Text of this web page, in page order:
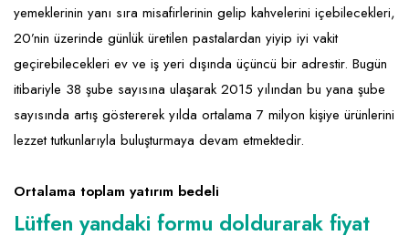
Reklam - Tanıtım - PR ve İnternet
Seyahat - Rent A Car
Tabela - Dijital Baskı
yemeklerinin yanı sıra misafirlerinin gelip kahvelerini içebilecekleri,
20’nin üzerinde günlük üretilen pastalardan yiyip iyi vakit
geçirebilecekleri ev ve iş yeri dışında üçüncü bir adrestir. Bugün
itibariyle 38 şube sayısına ulaşarak 2015 yılından bu yana şube
sayısında artış göstererek yılda ortalama 7 milyon kişiye ürünlerini
lezzet tutkunlarıyla buluşturmaya devam etmektedir.
Ortalama toplam yatırım bedeli
Lütfen yandaki formu doldurarak fiyat